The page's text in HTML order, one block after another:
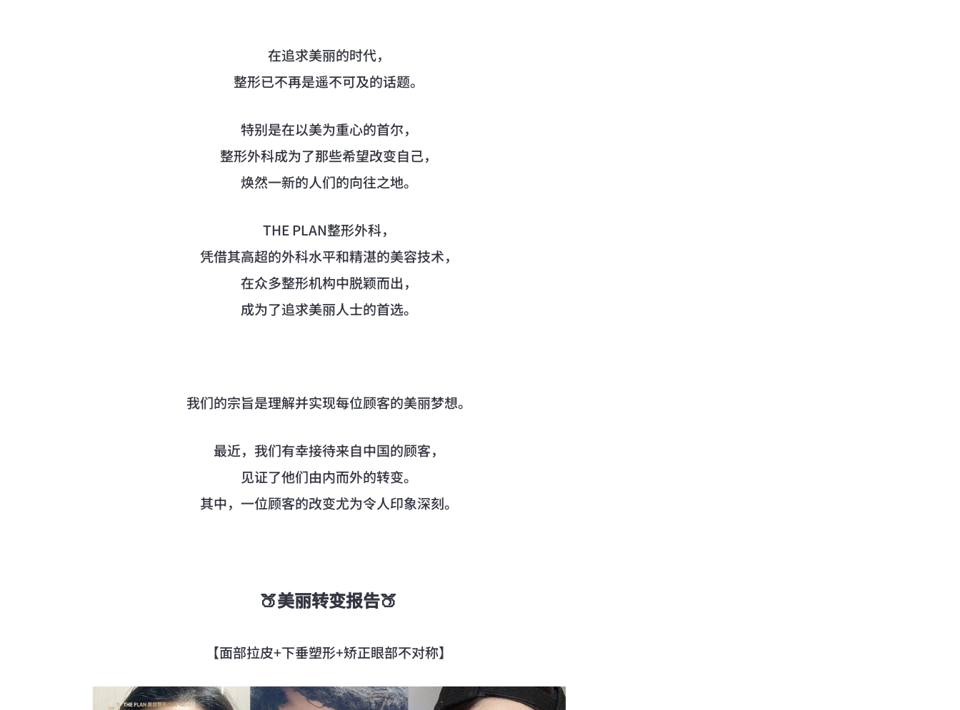
在追求美丽的时代，
整形已不再是遥不可及的话题。
特别是在以美为重心的首尔，
整形外科成为了那些希望改变自己，
焕然一新的人们的向往之地。
THE PLAN整形外科，
凭借其高超的外科水平和精湛的美容技术，
在众多整形机构中脱颖而出，
成为了追求美丽人士的首选。
我们的宗旨是理解并实现每位顾客的美丽梦想。
最近，我们有幸接待来自中国的顾客，
见证了他们由内而外的转变。
其中，一位顾客的改变尤为令人印象深刻。
🍑美丽转变报告🍑
【面部拉皮+下垂塑形+矫正眼部不对称】